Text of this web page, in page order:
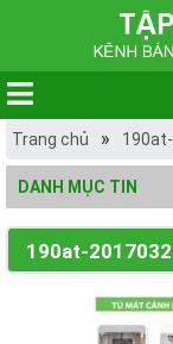
Trang chủ »
DANH MỤC TIN
190at-